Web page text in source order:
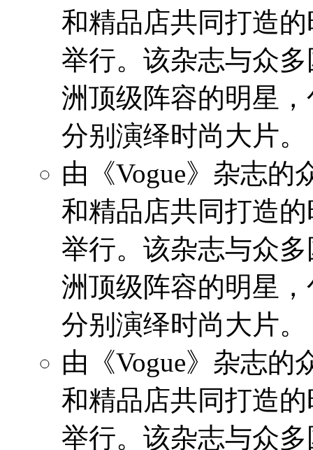
和精品店共同打造
举行。该杂志与众
洲顶级阵容的明星
分别演绎时尚大片。
由《Vogue》杂志的
和精品店共同打造
举行。该杂志与众
洲顶级阵容的明星
分别演绎时尚大片。
由《Vogue》杂志的
和精品店共同打造
举行。该杂志与众